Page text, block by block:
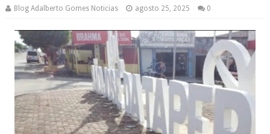
Blog Adalberto Gomes Noticias agosto 25, 2025 0